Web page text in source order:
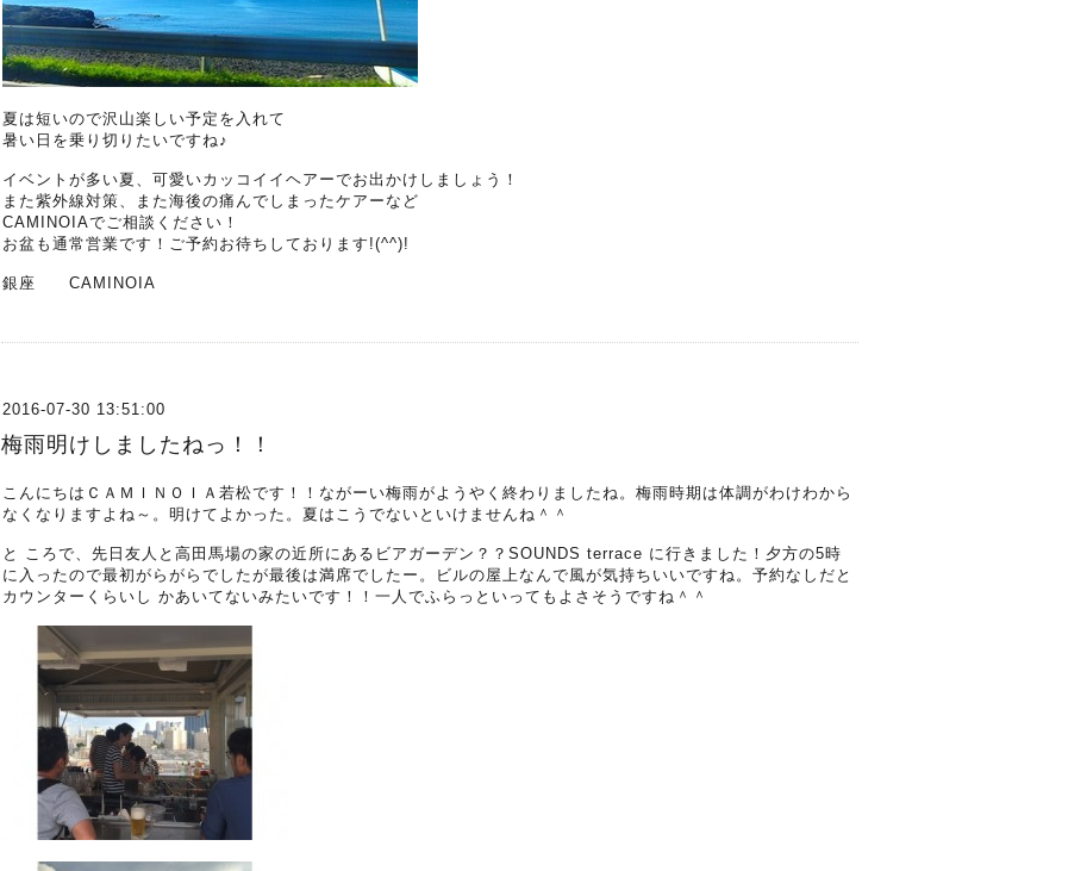
夏は短いので沢山楽しい予定を入れて
暑い日を乗り切りたいですね♪
イベントが多い夏、可愛いカッコイイヘアーでお出かけしましょう！
また紫外線対策、また海後の痛んでしまったケアーなど
CAMINOIAでご相談ください！
お盆も通常営業です！ご予約お待ちしております!(^^)!
銀座 CAMINOIA
2016-07-30 13:51:00
梅雨明けしましたねっ！！
こんにちはＣＡＭＩＮＯＩＡ若松です！！ながーい梅雨がようやく終わりましたね。梅雨時期は体調がわけわから
なくなりますよね～。明けてよかった。夏はこうでないといけませんね＾＾
と ころで、先日友人と高田馬場の家の近所にあるビアガーデン？？SOUNDS terrace に行きました！夕方の5時
に入ったので最初がらがらでしたが最後は満席でしたー。ビルの屋上なんで風が気持ちいいですね。予約なしだと
カウンターくらいし かあいてないみたいです！！一人でふらっといってもよさそうですね＾＾